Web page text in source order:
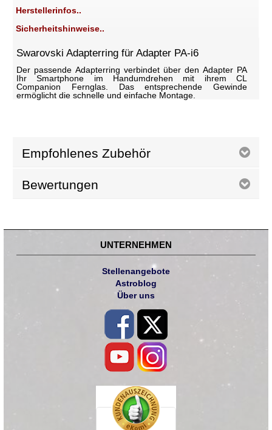
Herstellerinfos..
Sicherheitshinweise..
Swarovski Adapterring für Adapter PA-i6
Der passende Adapterring verbindet über den Adapter PA
Ihr Smartphone im Handumdrehen mit ihrem CL
Companion Fernglas. Das entsprechende Gewinde
ermöglicht die schnelle und einfache Montage.
Empfohlenes Zubehör
Bewertungen
UNTERNEHMEN
Stellenangebote
Astroblog
Über uns